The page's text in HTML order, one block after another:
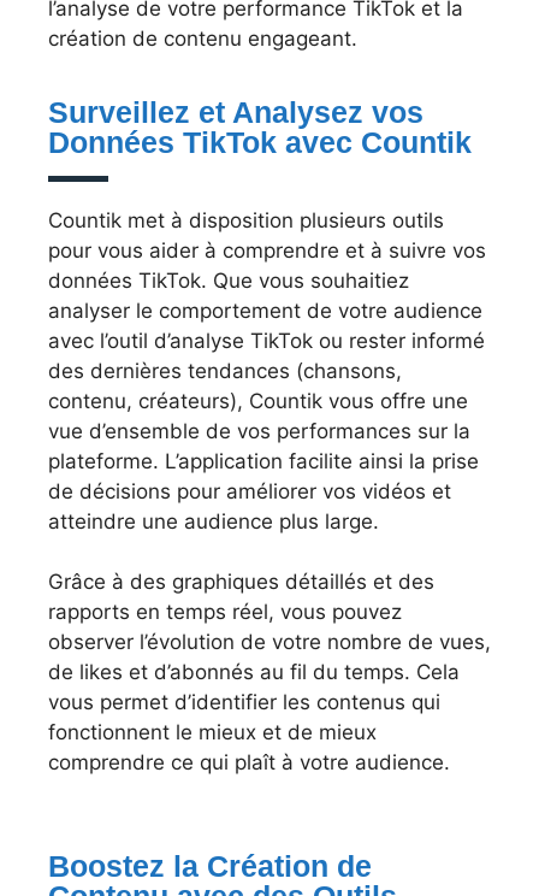
l’analyse de votre performance TikTok et la
création de contenu engageant.
Surveillez et Analysez vos
Données TikTok avec Countik
Countik met à disposition plusieurs outils
pour vous aider à comprendre et à suivre vos
données TikTok. Que vous souhaitiez
analyser le comportement de votre audience
avec l’outil d’analyse TikTok ou rester informé
des dernières tendances (chansons,
contenu, créateurs), Countik vous offre une
vue d’ensemble de vos performances sur la
plateforme. L’application facilite ainsi la prise
de décisions pour améliorer vos vidéos et
atteindre une audience plus large.
Grâce à des graphiques détaillés et des
rapports en temps réel, vous pouvez
observer l’évolution de votre nombre de vues,
de likes et d’abonnés au fil du temps. Cela
vous permet d’identifier les contenus qui
fonctionnent le mieux et de mieux
comprendre ce qui plaît à votre audience.
Boostez la Création de